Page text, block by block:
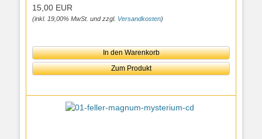
15,00 EUR
(inkl. 19,00% MwSt. und zzgl. Versandkosten)
In den Warenkorb
Zum Produkt